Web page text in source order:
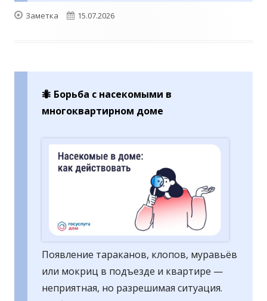
Формат
Заметка Опубликовано
15.07.2026
🐜 Борьба с насекомыми в
многоквартирном доме
Появление тараканов, клопов, муравьёв
или мокриц в подъезде и квартире —
неприятная, но разрешимая ситуация.